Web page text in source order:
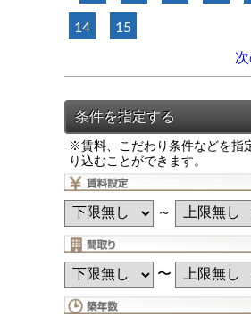
14 15
※賃料、こだわり条件などを指
り込むことができます。
～
〜